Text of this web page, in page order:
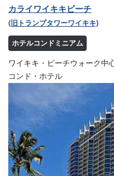
カライワイキキビーチ
(旧トランプタワーワイキキ)
ホテルコンドミニアム
ワイキキ・ビーチウォーク中
コンド・ホテル